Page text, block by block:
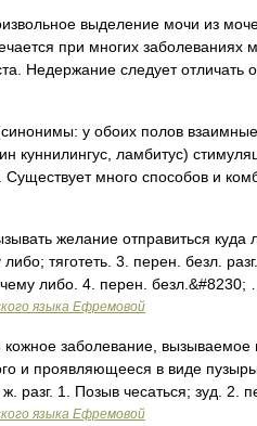
выделение мочи из
при многих заболеваниях
Недержание следует отличать
у обоих полов взаимные
куннилингус, ламбитус)
много способов и
желание отправиться куда
тяготеть. 3. перен. безл.
либо. 4. перен. безл.&#8230; …
языка Ефремовой
заболевание, вызываемое
и проявляющееся в виде
разг. 1. Позыв чесаться; зуд. 2.
языка Ефремовой